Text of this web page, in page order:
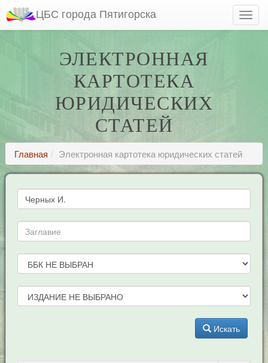
ЦБС города Пятигорска
ЭЛЕКТРОННАЯ
КАРТОТЕКА
ЮРИДИЧЕСКИХ
СТАТЕЙ
Главная Электронная картотека юридических статей
Искать